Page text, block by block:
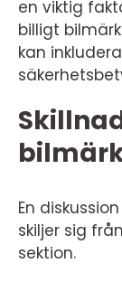
en viktig
billigt
kan
En
skiljer sig
sektion.